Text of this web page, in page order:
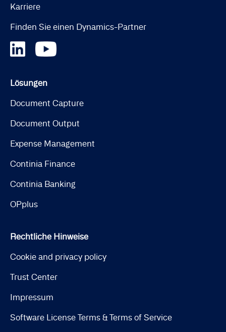
Karriere
Finden Sie einen Dynamics-Partner
Lösungen
Document Capture
Document Output
Expense Management
Continia Finance
Continia Banking
OPplus
Rechtliche Hinweise
Cookie and privacy policy
Trust Center
Impressum
Software License Terms & Terms of Service